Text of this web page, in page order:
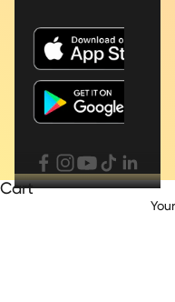
Cart
BASI